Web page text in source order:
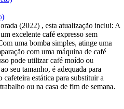
(2022) , esta atualização inclui: A
excelente café expresso sem
uma bomba simples, atinge uma
com uma máquina de café
pode utilizar café moído ou
seu tamanho, é adequada para
cafeteira estática para substituir a
ou na casa de fim de semana.